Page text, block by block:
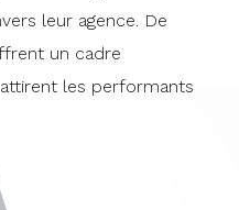
leur agence. De
un cadre
les performants